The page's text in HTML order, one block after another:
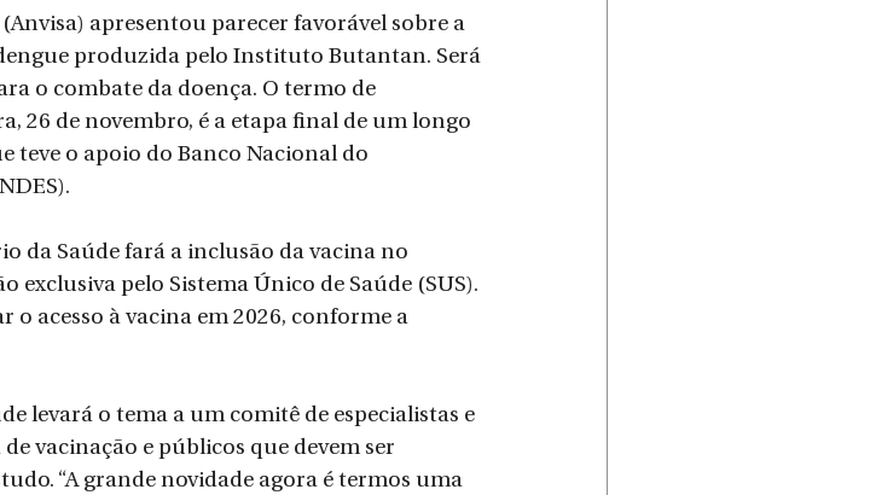
apresentou parecer favorável sobre a
produzida pelo Instituto Butantan. Será
o combate da doença. O termo de
26 de novembro, é a etapa final de um longo
teve o apoio do Banco Nacional do
da Saúde fará a inclusão da vacina no
pelo Sistema Único de Saúde (SUS).
acesso à vacina em 2026, conforme a
levará o tema a um comitê de especialistas e
vacinação e públicos que devem ser
“A grande novidade agora é termos uma